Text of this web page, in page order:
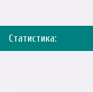
Статистика: